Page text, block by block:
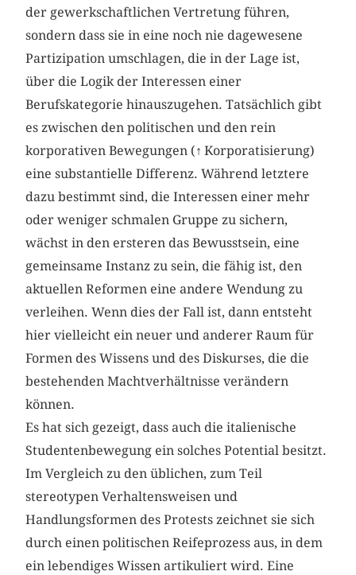
der gewerkschaftlichen Vertretung führen,
sondern dass sie in eine noch nie dagewesene
Partizipation umschlagen, die in der Lage ist,
über die Logik der Interessen einer
Berufskategorie hinauszugehen. Tatsächlich gibt
es zwischen den politischen und den rein
korporativen Bewegungen (↑Korporatisierung)
eine substantielle Differenz. Während letztere
dazu bestimmt sind, die Interessen einer mehr
oder weniger schmalen Gruppe zu sichern,
wächst in den ersteren das Bewusstsein, eine
gemeinsame Instanz zu sein, die fähig ist, den
aktuellen Reformen eine andere Wendung zu
verleihen. Wenn dies der Fall ist, dann entsteht
hier vielleicht ein neuer und anderer Raum für
Formen des Wissens und des Diskurses, die die
bestehenden Machtverhältnisse verändern
können.
Es hat sich gezeigt, dass auch die italienische
Studentenbewegung ein solches Potential besitzt.
Im Vergleich zu den üblichen, zum Teil
stereotypen Verhaltensweisen und
Handlungsformen des Protests zeichnet sie sich
durch einen politischen Reifeprozess aus, in dem
ein lebendiges Wissen artikuliert wird. Eine